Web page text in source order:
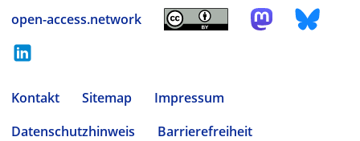
open-access.network
Kontakt Sitemap
Impressum
Datenschutzhinweis
Barrierefreiheit